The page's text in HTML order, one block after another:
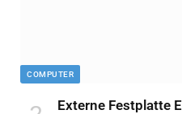
COMPUTER
Externe Festplatte